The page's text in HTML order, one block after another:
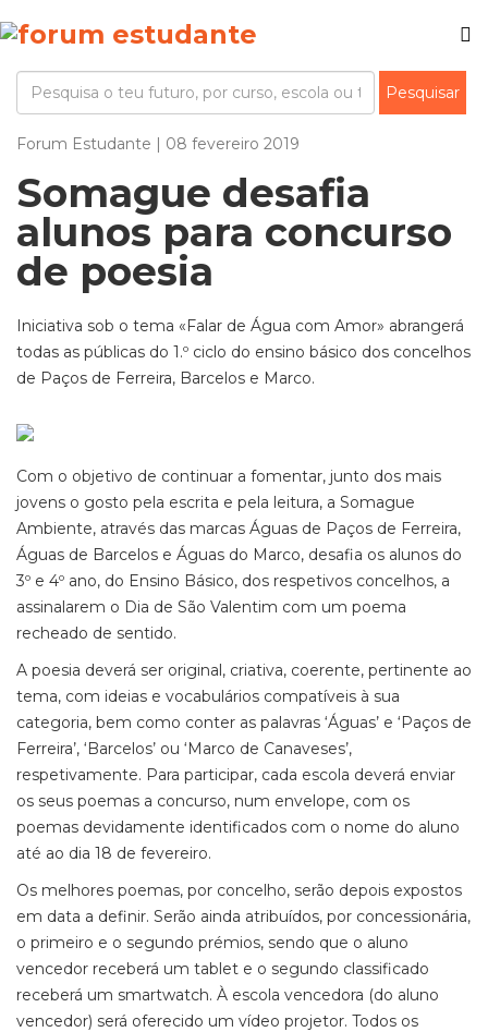
Forum Estudante | 08 fevereiro 2019
Somague desafia
alunos para concurso
de poesia
Iniciativa sob o tema «Falar de Água com Amor» abrangerá
todas as públicas do 1.º ciclo do ensino básico dos concelhos
de Paços de Ferreira, Barcelos e Marco.
Com o objetivo de continuar a fomentar, junto dos mais
jovens o gosto pela escrita e pela leitura, a Somague
Ambiente, através das marcas Águas de Paços de Ferreira,
Águas de Barcelos e Águas do Marco, desafia os alunos do
3º e 4º ano, do Ensino Básico, dos respetivos concelhos, a
assinalarem o Dia de São Valentim com um poema
recheado de sentido.
A poesia deverá ser original, criativa, coerente, pertinente ao
tema, com ideias e vocabulários compatíveis à sua
categoria, bem como conter as palavras ‘Águas’ e ‘Paços de
Ferreira’, ‘Barcelos’ ou ‘Marco de Canaveses’,
respetivamente. Para participar, cada escola deverá enviar
os seus poemas a concurso, num envelope, com os
poemas devidamente identificados com o nome do aluno
até ao dia 18 de fevereiro.
Os melhores poemas, por concelho, serão depois expostos
em data a definir. Serão ainda atribuídos, por concessionária,
o primeiro e o segundo prémios, sendo que o aluno
vencedor receberá um tablet e o segundo classificado
receberá um smartwatch. À escola vencedora (do aluno
vencedor) será oferecido um vídeo projetor. Todos os